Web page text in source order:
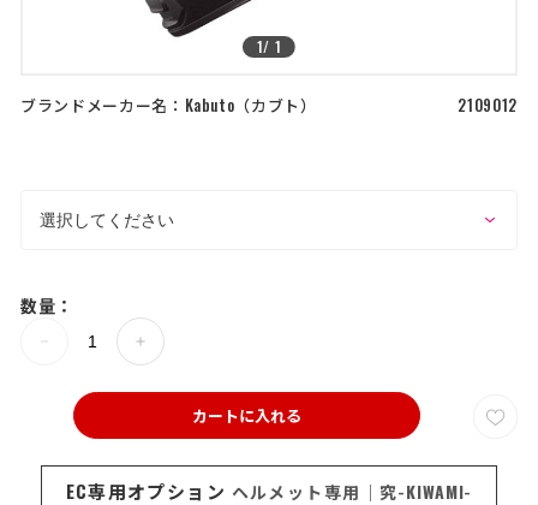
カスタマーハラスメントに対する方
1/ 1
ブランドメーカー名： Kabuto カブト 2109012
数量：
カートに入れる
EC専用オプション ヘルメット専用｜究-KIWAMI-